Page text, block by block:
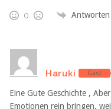
0 Antworten
Haruki Gast
Eine Gute Geschichte ,
Emotionen rein bringen,